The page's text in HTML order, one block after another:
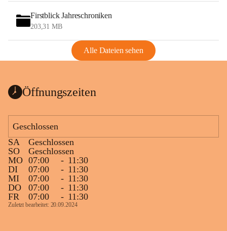
Firstblick Jahreschroniken
203,31 MB
Alle Dateien sehen
Öffnungszeiten
Geschlossen
SA
Geschlossen
SO
Geschlossen
MO 07:00 - 11:30
DI
07:00 - 11:30
MI
07:00 - 11:30
DO
07:00 - 11:30
FR
07:00 - 11:30
Zuletzt bearbeitet: 20.09.2024